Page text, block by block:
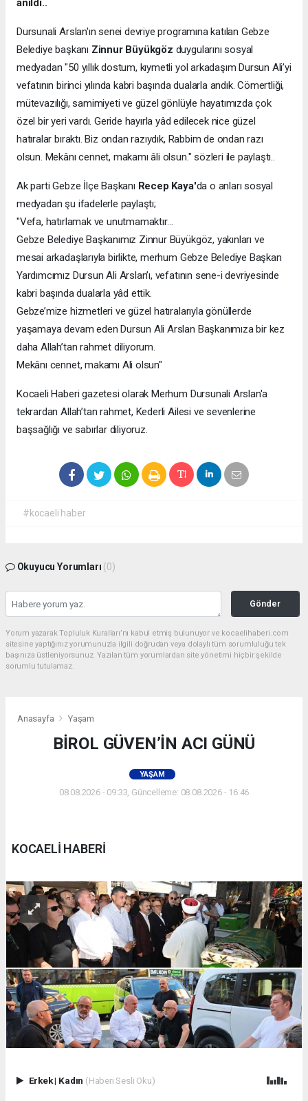
anıldı..
Dursunali Arslan'ın senei devriye programına katılan Gebze
Belediye başkanı Zinnur Büyükgöz duygularını sosyal
medyadan "50 yıllık dostum, kıymetli yol arkadaşım Dursun Ali’yi
vefatının birinci yılında kabri başında dualarla andık. Cömertliği,
mütevazılığı, samimiyeti ve güzel gönlüyle hayatımızda çok
özel bir yeri vardı. Geride hayırla yâd edilecek nice güzel
hatıralar bıraktı. Biz ondan razıydık, Rabbim de ondan razı
olsun. Mekânı cennet, makamı âli olsun." sözleri ile paylaştı..
Ak parti Gebze İlçe Başkanı Recep Kaya'da o anları sosyal
medyadan şu ifadelerle paylaştı;
"Vefa, hatırlamak ve unutmamaktır…
Gebze Belediye Başkanımız Zinnur Büyükgöz, yakınları ve
mesai arkadaşlarıyla birlikte, merhum Gebze Belediye Başkan
Yardımcımız Dursun Ali Arslan’ı, vefatının sene-i devriyesinde
kabri başında dualarla yâd ettik.
Gebze’mize hizmetleri ve güzel hatıralarıyla gönüllerde
yaşamaya devam eden Dursun Ali Arslan Başkanımıza bir kez
daha Allah’tan rahmet diliyorum.
Mekânı cennet, makamı Ali olsun"
Kocaeli Haberi gazetesi olarak Merhum Dursunali Arslan'a
tekrardan Allah’tan rahmet, Kederli Ailesi ve sevenlerine
başsağlığı ve sabırlar diliyoruz.
#kocaeli haber
Okuyucu Yorumları (0)
Gönder
Yorum yazarak Topluluk Kuralları’nı kabul etmiş bulunuyor ve kocaelihaberi.com
sitesine yaptığınız yorumunuzla ilgili doğrudan veya dolaylı tüm sorumluluğu tek
başınıza üstleniyorsunuz. Yazılan tüm yorumlardan site yönetimi hiçbir şekilde
sorumlu tutulamaz.
Anasayfa Yaşam
BİROL GÜVEN’İN ACI GÜNÜ
YAŞAM
08.08.2026 - 09:33, Güncelleme: 08.08.2026 - 16:46
KOCAELİ HABERİ
Erkek| Kadın (Haberi Sesli Oku)